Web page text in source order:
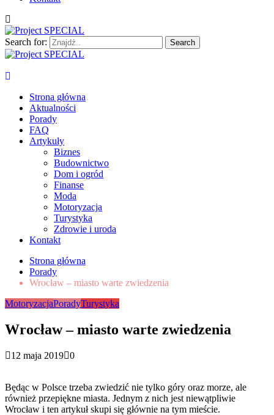
Search for:
Project SPECIAL
Wyspecjalizowane publikacje
Strona główna
Aktualności
Porady
FAQ
Artykuły
Biznes
Budownictwo
Dom i ogród
Finanse
Moda
Motoryzacja
Turystyka
Zdrowie i uroda
Kontakt
Strona główna
Porady
Wrocław – miasto warte zwiedzenia
MotoryzacjaPoradyTurystyka
Wrocław – miasto warte zwiedzenia
12 maja 2019 0
Będąc w Polsce trzeba zwiedzić nie tylko góry oraz morze, ale
również przepiękne miasta. Jednym z nich jest niewątpliwie
Wrocław i ten artykuł skupi się głównie na tym mieście.